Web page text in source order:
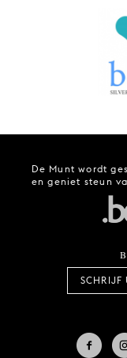
De Munt wordt
en geniet steun
SCHRIJF